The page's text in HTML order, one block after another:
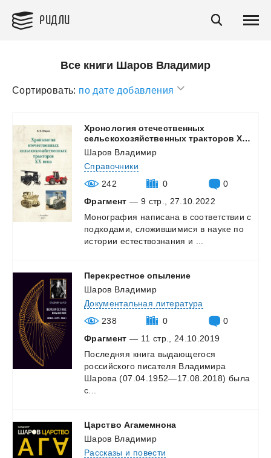
РИДЛИ
Все книги Шаров Владимир
Сортировать: по дате добавления
Хронология отечественных
сельскохозяйственных тракторов ХХ века
Шаров Владимир
Справочники
242
0
0
Фрагмент — 9 стр., 27.10.2022
Монография написана в соответствии с
подходами,
сложившимися в науке по
истории естествознания и
Перекрестное опыление
Шаров Владимир
Документальная литература
238
0
0
Фрагмент — 11 стр., 24.10.2019
Последняя книга выдающегося
российского писателя Владимира
Шарова (07.04.1952—17.08.2018) была
с...
Царство Агамемнона
Шаров Владимир
Рассказы и повести